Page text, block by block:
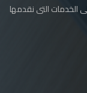
الخدمات التى نقدمها